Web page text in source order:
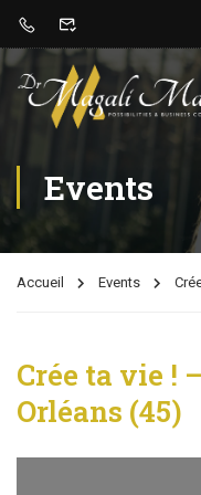
Events
Accueil Events
Crée ta vie !
Orléans (45)